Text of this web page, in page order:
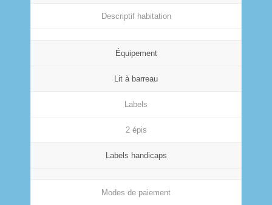
Descriptif habitation
Équipement
Lit à barreau
Labels
2 épis
Labels handicaps
Modes de paiement